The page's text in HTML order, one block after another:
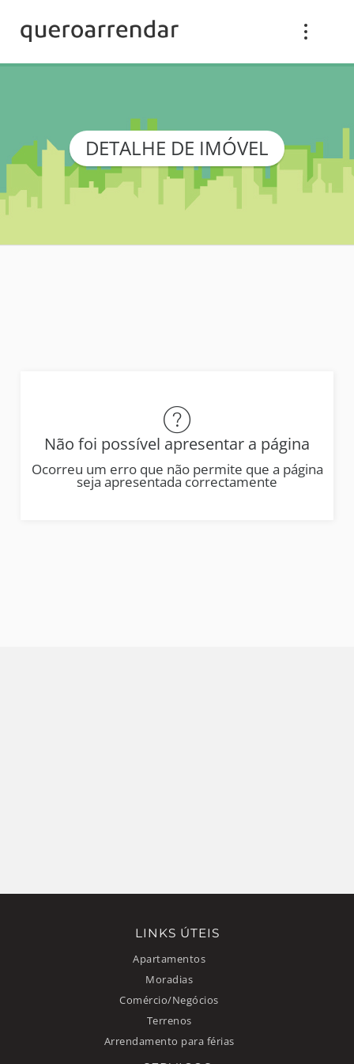
DETALHE DE IMÓVEL
Não foi possível apresentar a página
Ocorreu um erro que não permite que a página
seja apresentada correctamente
LINKS ÚTEIS
Apartamentos
Moradias
Comércio/Negócios
Terrenos
Arrendamento para férias